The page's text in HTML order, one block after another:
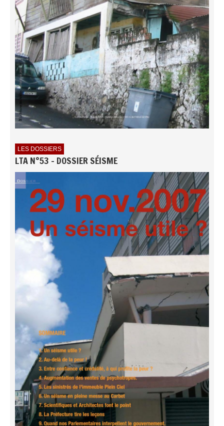
LES DOSSIERS
LTA N°53 - DOSSIER SÉISME